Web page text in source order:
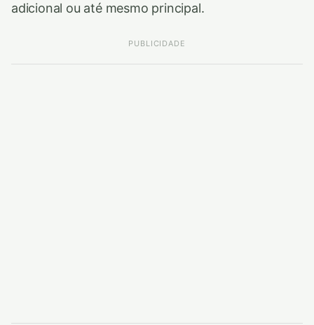
adicional ou até mesmo principal.
PUBLICIDADE